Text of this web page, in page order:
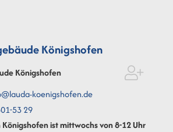
Königshofen
Königshofen
koenigshofen.de
5329
Königshofen ist mittwochs von 8-12 Uhr